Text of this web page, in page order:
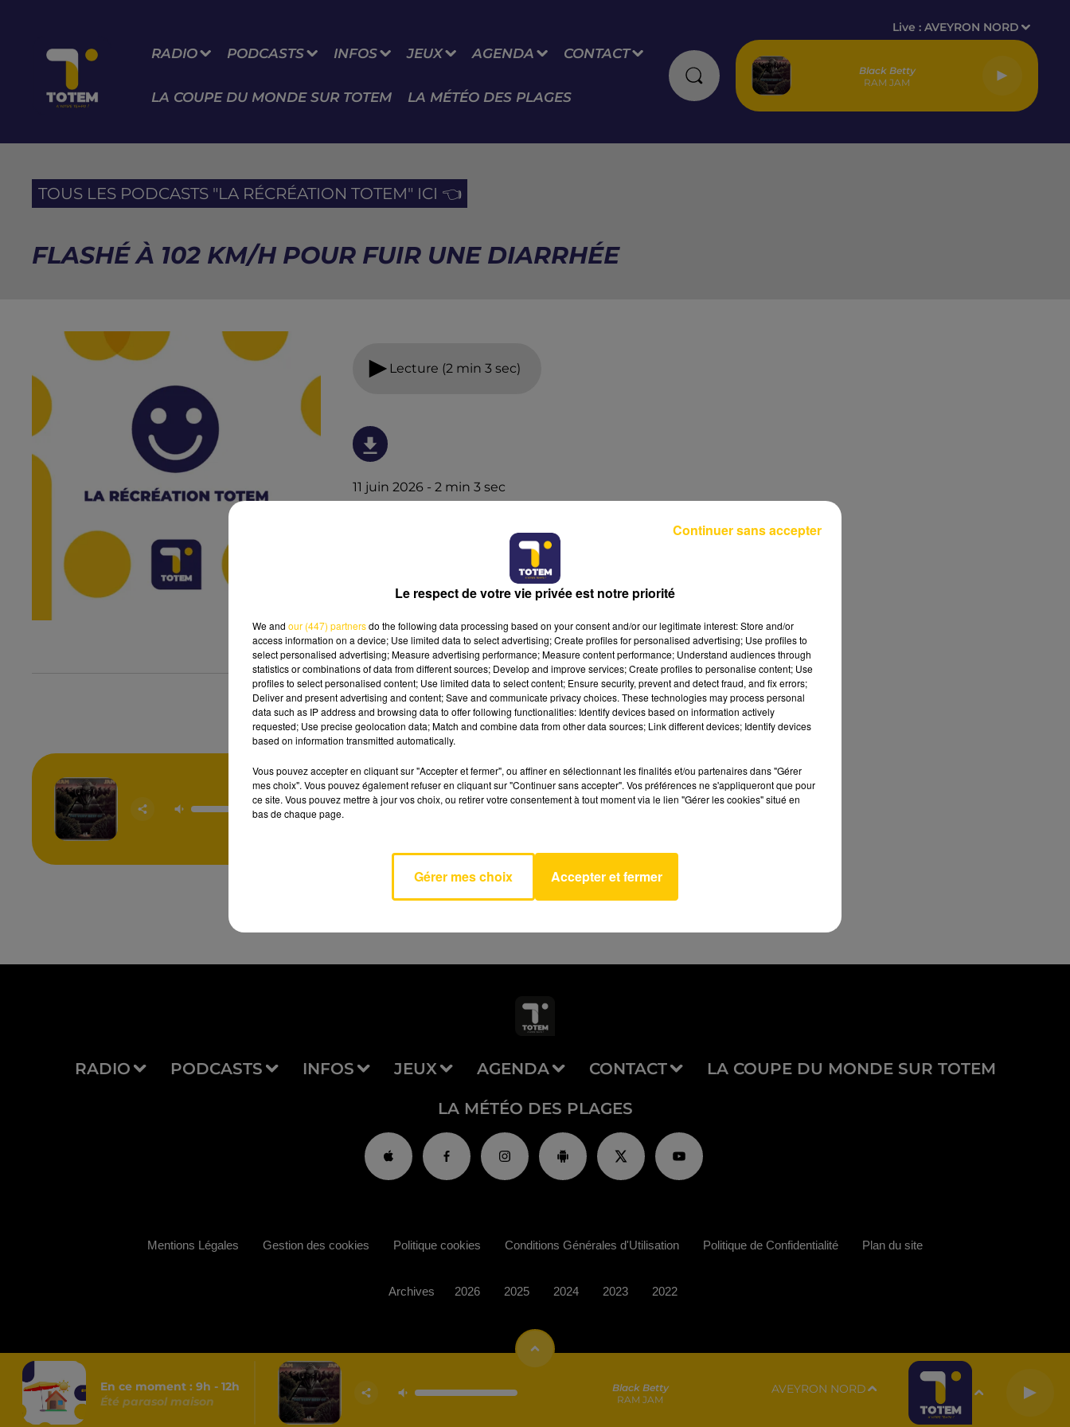
RADIO PODCASTS INFOS JEUX AGENDA CONTACT
LA COUPE DU MONDE SUR TOTEM LA MÉTÉO DES PLAGES
Live :AVEYRON NORD
Black Betty
RAM JAM
TOUS LES PODCASTS "LA RÉCRÉATION TOTEM" ICI 👈
FLASHÉ À 102 KM/H POUR FUIR UNE DIARRHÉE
Lecture (2 min 3 sec)
11 juin 2026 - 2 min 3 sec
En Belgique, un homme de 74 ans
50. Son “excuse” ? Une violente
diarrhéeliée aux effets secondaires d’un traitement
aux toilettes.
Black Betty
RAM JAM
AVEYRON NORD
RADIO PODCASTS INFOS JEUX AGENDA CONTACT LA COUPE DU MONDE SUR TOTEM
LA MÉTÉO DES PLAGES
En ce moment : 9h - 12h
Été parasol maison
Black Betty
RAM JAM
AVEYRON NORD
Mentions Légales Gestion des cookies Politique cookies Conditions Générales d'Utilisation Politique de Confidentialité Plan du site
Archives 2026 2025 2024 2023 2022
Le respect de votre vie privée est notre priorité
We and our (447) partnersdo the following data processing based on your consent and/or our legitimate interest: Store and/or
access information on a device; Use limited data to select advertising; Create profiles for personalised advertising; Use profiles to
select personalised advertising; Measure advertising performance; Measure content performance; Understand audiences through
statistics or combinations of data from different sources; Develop and improve services; Create profiles to personalise content; Use
profiles to select personalised content; Use limited data to select content; Ensure security, prevent and detect fraud, and fix errors;
Deliver and present advertising and content; Save and communicate privacy choices. These technologies may process personal
data such as IP address and browsing data to offer following functionalities: Identify devices based on information actively
requested; Use precise geolocation data; Match and combine data from other data sources; Link different devices; Identify devices
based on information transmitted automatically.
Vous pouvez accepter en cliquant sur "Accepter et fermer", ou affiner en sélectionnant les finalités et/ou partenaires dans "Gérer
mes choix". Vous pouvez également refuser en cliquant sur "Continuer sans accepter". Vos préférences ne s'appliqueront que pour
ce site. Vous pouvez mettre à jour vos choix, ou retirer votre consentement à tout moment via le lien "Gérer les cookies" situé en
bas de chaque page.
Gérer mes choix Accepter et fermer
Continuer sans accepter